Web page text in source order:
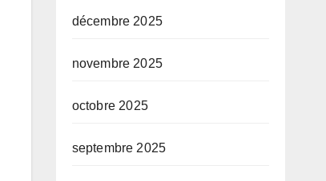
décembre 2025
novembre 2025
octobre 2025
septembre 2025